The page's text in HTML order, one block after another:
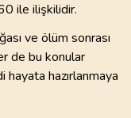
ile ilişkilidir.
ve ölüm sonrası
de bu konular
hayata hazırlanmaya